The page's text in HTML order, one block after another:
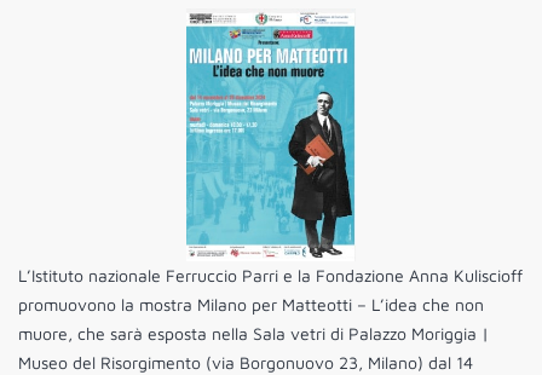
L’Istituto nazionale Ferruccio Parri e la Fondazione Anna Kuliscioff
promuovono la mostra Milano per Matteotti – L’idea che non
muore, che sarà esposta nella Sala vetri di Palazzo Moriggia |
Museo del Risorgimento (via Borgonuovo 23, Milano) dal 14